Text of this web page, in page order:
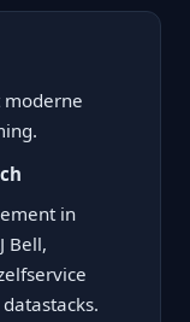
moderne
in
Bell,